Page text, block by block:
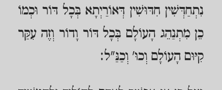
נִתְחַדְּשִׁין חִדּוּשִׁין דְּאוֹרַיְתָא בְּכָל דּוֹר וּכְמוֹ
כֵן מִתְנַהֵג הָעוֹלָם בְּכָל דּוֹר וָדוֹר וְזֶה עִקַּר
קִיּוּם הָעוֹלָם וְכוּ' וְכַנַּ"ל: